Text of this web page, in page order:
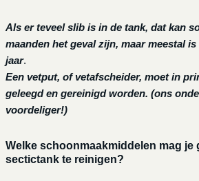
Als er teveel slib is in de tank, dat kan
maanden het geval zijn, maar meestal
jaar.
Een vetput, of vetafscheider, moet in
geleegd en gereinigd worden. (ons
voordeliger!)
Welke schoonmaakmiddelen mag je
sectictank te reinigen?